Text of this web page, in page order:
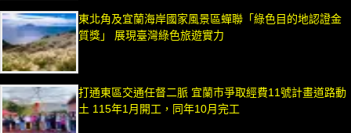
東北角及宜蘭海岸國家風景區蟬聯「綠色目的地認證金
質獎」 展現臺灣綠色旅遊實力
打通東區交通任督二脈 宜蘭市爭取經費11號計畫道路動
土 115年1月開工，同年10月完工